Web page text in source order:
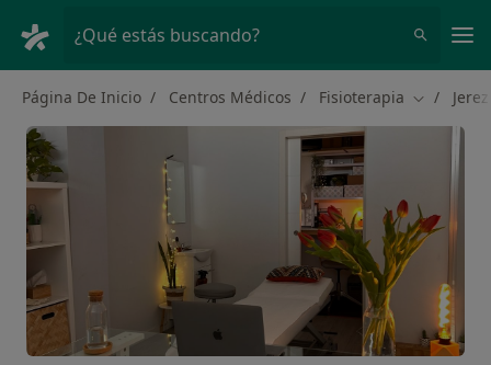
¿Qué estás buscando?
Página De Inicio Centros Médicos Fisioterapia Cambiar